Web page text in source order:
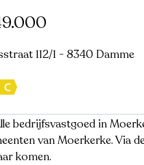
112/1 - 8340 Damme
bedrijfsvastgoed in
van Moerkerke. Via
komen.